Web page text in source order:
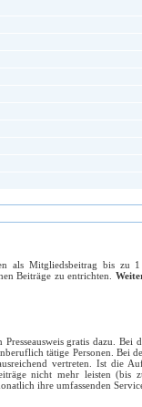
als Mitgliedsbeitrag bis
Beiträge zu entrichten.
gratis dazu.
tätige Personen. Bei
vertreten. Ist die
nicht mehr leisten (bis
ihre umfassenden